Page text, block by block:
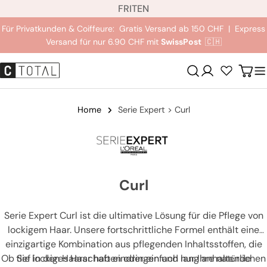
p
r
a
c
h
EN
IT
FR
Für Privatkunden & Coiffeure: Gratis Versand ab 150 CHF | Express
Versand für nur 6.90 CHF mit SwissPost 🇨🇭
Anmeldung
Home Serie Expert > Curl
Curl
Serie Expert Curl ist die ultimative Lösung für die Pflege von
lockigem Haar. Unsere fortschrittliche Formel enthält eine
einzigartige Kombination aus pflegenden Inhaltsstoffen, die
tief in den Haarschaft eindringen und lang anhaltende
Ob Sie lockiges Haar haben oder einfach nur Ihre natürlichen